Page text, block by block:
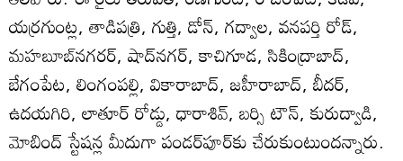
యర్రగుంట్ల, తాడిపత్రి, గుత్తి, డోన్‌, గద్వాల, వనపర్తి రోడ్‌,
మహబూబ్‌నగరర్‌, షాద్‌నగర్‌, కాచిగూడ, సికింద్రాబాద్‌,
బేగంపేట, లింగంపల్లి, వికారాబాద్‌, జహీరాబాద్‌, బీదర్‌,
ఉదయగిరి, లాతూర్‌ రోడ్డు, ధారాశివ్‌, బర్సి టౌన్‌, కురుద్వాడి,
మోబింద్‌ స్టేషన్ల మీదుగా పండర్‌పూర్‌కు చేరుకుంటుందన్నారు.